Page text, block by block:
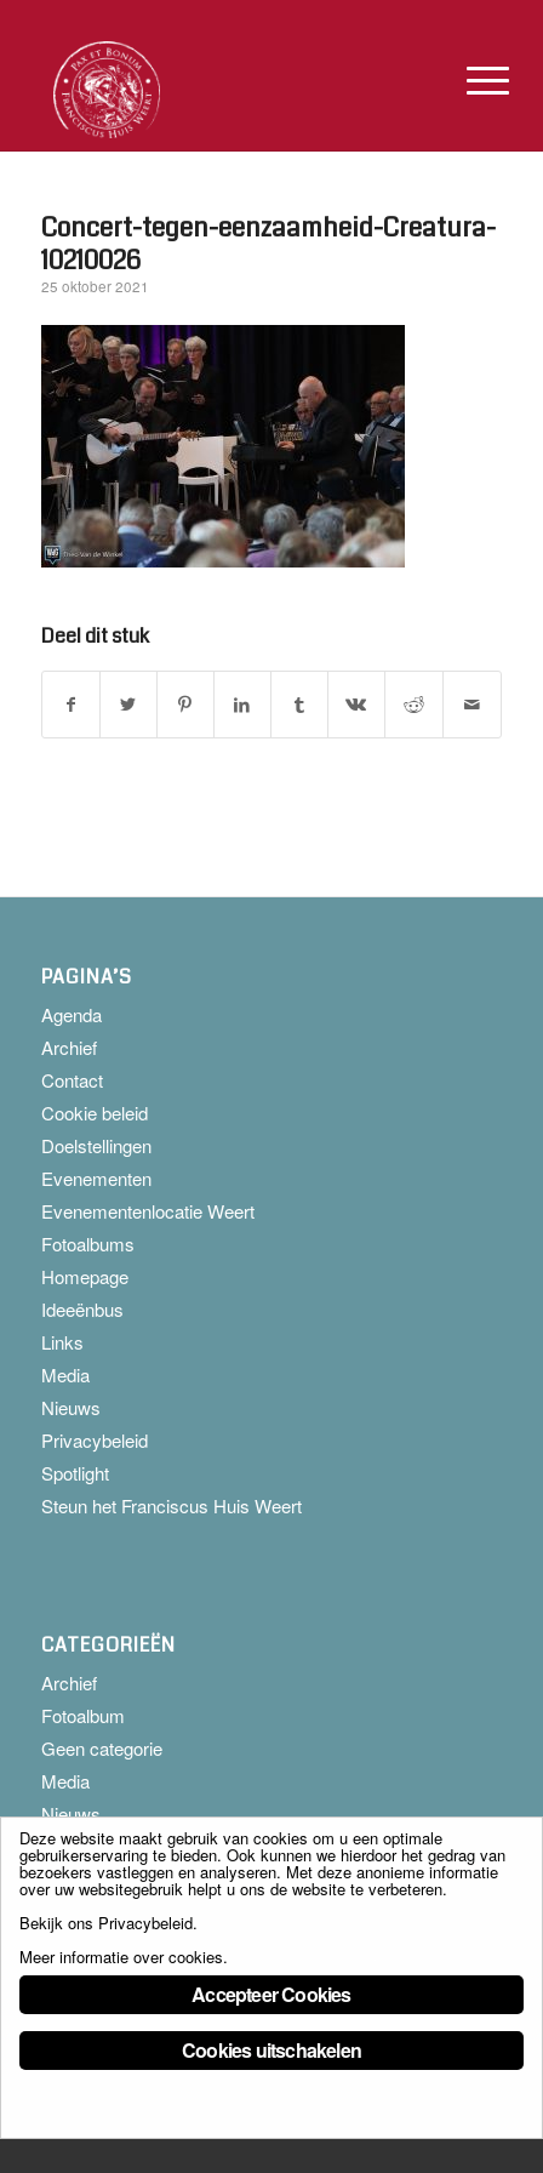
Concert-tegen-eenzaamheid-Creatura-
10210026
25 oktober 2021
Deel dit stuk
PAGINA’S
Agenda
Archief
Contact
Cookie beleid
Doelstellingen
Evenementen
Evenementenlocatie Weert
Fotoalbums
Homepage
Ideeënbus
Links
Media
Nieuws
Privacybeleid
Spotlight
Steun het Franciscus Huis Weert
CATEGORIEËN
Archief
Fotoalbum
Geen categorie
Media
Nieuws
© Copyright - Franciscus Huis Weert B.V. - webdesign:
Deze website maakt gebruik van cookies om u een optimale
gebruikerservaring te bieden. Ook kunnen we hierdoor het gedrag van
bezoekers vastleggen en analyseren. Met deze anonieme informatie
over uw websitegebruik helpt u ons de website te verbeteren.
Bekijk ons Privacybeleid.
Meer informatie over cookies.
Accepteer Cookies
Cookies uitschakelen